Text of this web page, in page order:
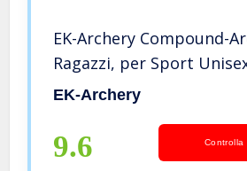
EK-Archery Compound-
Ragazzi, per Sport
EK-Archery
9.6 Controlla